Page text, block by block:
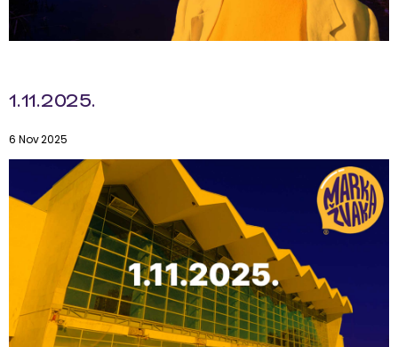
1.11.2025.
6 Nov 2025